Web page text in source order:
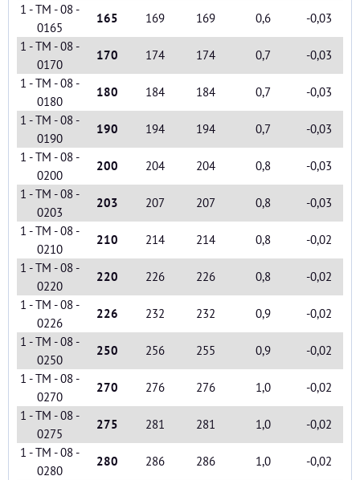
1 - TM - 08 -
0165
165 169 169 0,6
-0,03
1 - TM - 08 -
0170
170 174 174 0,7
-0,03
1 - TM - 08 -
0180
180 184 184 0,7
-0,03
1 - TM - 08 -
0190
190 194 194 0,7
-0,03
1 - TM - 08 -
0200
200 204 204 0,8
-0,03
1 - TM - 08 -
0203
203 207 207 0,8
-0,03
1 - TM - 08 -
0210
210 214 214 0,8
-0,02
1 - TM - 08 -
0220
220 226 226 0,8
-0,02
1 - TM - 08 -
0226
226 232 232 0,9
-0,02
1 - TM - 08 -
0250
250 256 255 0,9
-0,02
1 - TM - 08 -
0270
270 276 276 1,0
-0,02
1 - TM - 08 -
0275
275 281 281 1,0
-0,02
1 - TM - 08 -
0280
280 286 286 1,0
-0,02